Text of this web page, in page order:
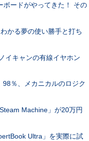
ボードがやってきた！ その
かる夢の使い勝手と打ち
イキャンの有線イヤホン
％、メカニカルのロジク
Machine」が20万円
Ultra」を実際に試